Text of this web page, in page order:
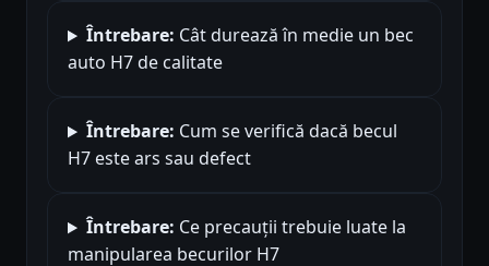
Întrebare: Cât durează în medie un bec
auto H7 de calitate
Întrebare: Cum se verifică dacă becul
H7 este ars sau defect
Întrebare: Ce precauții trebuie luate la
manipularea becurilor H7